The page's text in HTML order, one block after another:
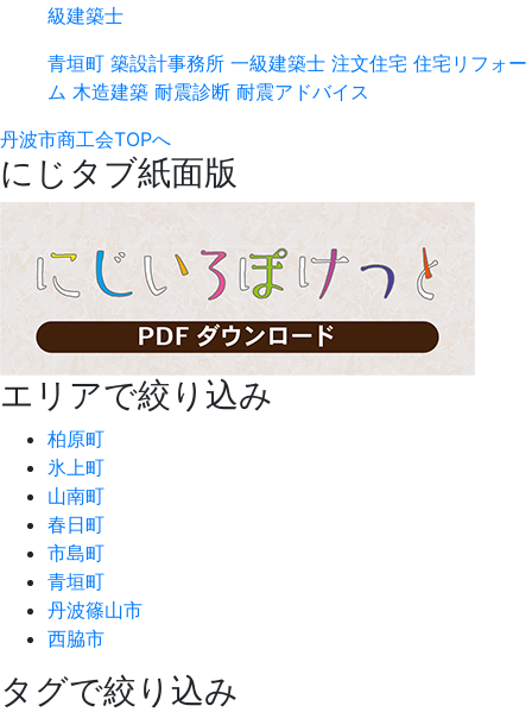
級建築士
青垣町 築設計事務所 一級建築士 注文住宅 住宅リフォー
ム 木造建築 耐震診断 耐震アドバイス
丹波市商工会TOPへ
にじタブ紙面版
エリアで絞り込み
柏原町
氷上町
山南町
春日町
市島町
青垣町
丹波篠山市
西脇市
タグで絞り込み